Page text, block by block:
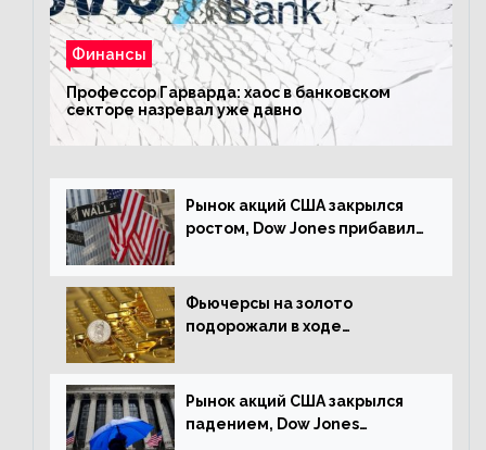
Финансы
Профессор Гарварда: хаос в банковском
секторе назревал уже давно
Рынок акций США закрылся
ростом, Dow Jones прибавил
Фьючерсы на золото
подорожали в ходе
Рынок акций США закрылся
падением, Dow Jones